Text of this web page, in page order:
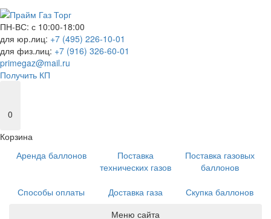
ПН-ВС: с 10:00-18:00
для юр.лиц: +7 (495) 226-10-01
для физ.лиц: +7 (916) 326-60-01
primegaz@mail.ru
Получить КП
0
Корзина
Аренда баллонов
Поставка
технических газов
Поставка газовых
баллонов
Способы оплаты Доставка газа
Скупка баллонов
Меню сайта